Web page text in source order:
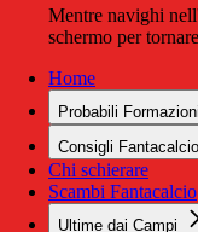
Mentre navighi
schermo per
Home
Probabili Formazioni
Consigli Fantacalcio
Chi schierare
Scambi Fantacalcio
Ultime dai Campi